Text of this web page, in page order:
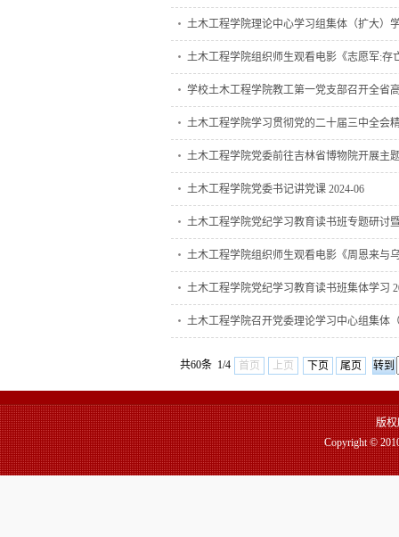
土木工程学院理论中心学习组集体（扩大）
土木工程学院组织师生观看电影《志愿军:存
学校土木工程学院教工第一党支部召开全省
土木工程学院学习贯彻党的二十届三中全会
土木工程学院党委前往吉林省博物院开展主
土木工程学院党委书记讲党课 2024-06
土木工程学院党纪学习教育读书班专题研讨
土木工程学院组织师生观看电影《周恩来与
土木工程学院党纪学习教育读书班集体学习
土木工程学院召开党委理论学习中心组集体
共60条 1/4 首页 上页 下页 尾页
版
Copyright ©